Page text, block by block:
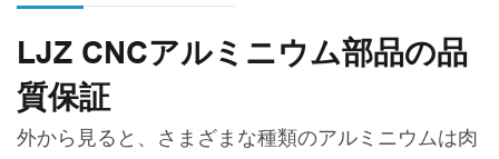
LJZ CNCアルミニウム部品の品
質保証
外から見ると、さまざまな種類のアルミニウムは肉